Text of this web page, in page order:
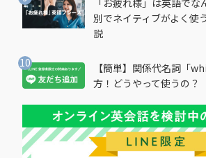
「お疲れ様」は英語で
別でネイティブがよく使
説
【簡単】関係代名詞「
方！どうやって使うの？